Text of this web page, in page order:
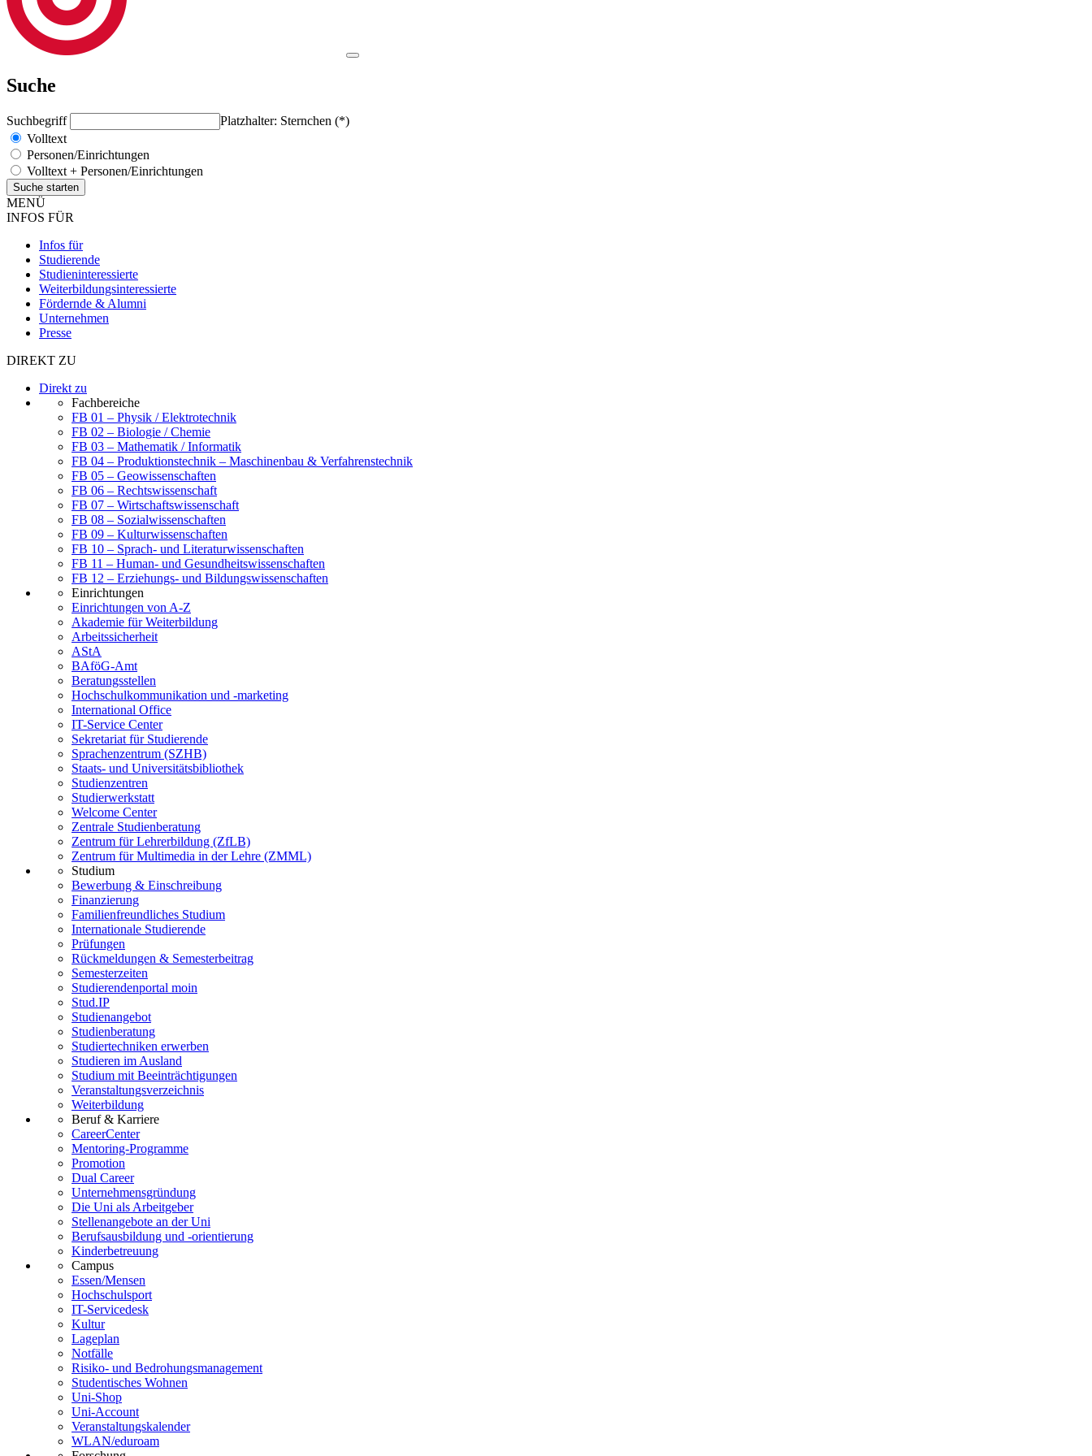
Suche
Suchbegriff
Platzhalter: Sternchen (*)
Volltext
Personen/Einrichtungen
Volltext + Personen/Einrichtungen
MENÜ
INFOS FÜR
Infos für
Studierende
Studieninteressierte
Weiterbildungsinteressierte
Fördernde & Alumni
Unternehmen
Presse
DIREKT ZU
Direkt zu
Fachbereiche
FB 01 – Physik / Elektrotechnik
FB 02 – Biologie / Chemie
FB 03 – Mathematik / Informatik
FB 04 – Produktionstechnik – Maschinenbau & Verfahrenstechnik
FB 05 – Geowissenschaften
FB 06 – Rechtswissenschaft
FB 07 – Wirtschaftswissenschaft
FB 08 – Sozialwissenschaften
FB 09 – Kulturwissenschaften
FB 10 – Sprach- und Literaturwissenschaften
FB 11 – Human- und Gesundheitswissenschaften
FB 12 – Erziehungs- und Bildungswissenschaften
Einrichtungen
Einrichtungen von A-Z
Akademie für Weiterbildung
Arbeitssicherheit
AStA
BAföG-Amt
Beratungsstellen
Hochschulkommunikation und -marketing
International Office
IT-Service Center
Sekretariat für Studierende
Sprachenzentrum (SZHB)
Staats- und Universitätsbibliothek
Studienzentren
Studierwerkstatt
Welcome Center
Zentrale Studienberatung
Zentrum für Lehrerbildung (ZfLB)
Zentrum für Multimedia in der Lehre (ZMML)
Studium
Bewerbung & Einschreibung
Finanzierung
Familienfreundliches Studium
Internationale Studierende
Prüfungen
Rückmeldungen & Semesterbeitrag
Semesterzeiten
Studierendenportal moin
Stud.IP
Studienangebot
Studienberatung
Studiertechniken erwerben
Studieren im Ausland
Studium mit Beeinträchtigungen
Veranstaltungsverzeichnis
Weiterbildung
Beruf & Karriere
CareerCenter
Mentoring-Programme
Promotion
Dual Career
Unternehmensgründung
Die Uni als Arbeitgeber
Stellenangebote an der Uni
Berufsausbildung und -orientierung
Kinderbetreuung
Campus
Essen/Mensen
Hochschulsport
IT-Servicedesk
Kultur
Lageplan
Notfälle
Risiko- und Bedrohungsmanagement
Studentisches Wohnen
Uni-Shop
Uni-Account
Veranstaltungskalender
WLAN/eduroam